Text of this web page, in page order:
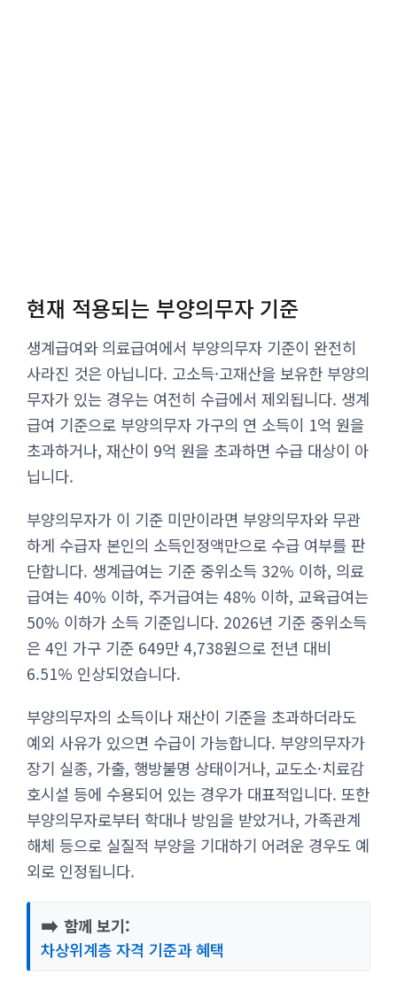
현재 적용되는 부양의무자 기준
생계급여와 의료급여에서 부양의무자 기준이 완전히
사라진 것은 아닙니다. 고소득·고재산을 보유한 부양의
무자가 있는 경우는 여전히 수급에서 제외됩니다. 생계
급여 기준으로 부양의무자 가구의 연 소득이 1억 원을
초과하거나, 재산이 9억 원을 초과하면 수급 대상이 아
닙니다.
부양의무자가 이 기준 미만이라면 부양의무자와 무관
하게 수급자 본인의 소득인정액만으로 수급 여부를 판
단합니다. 생계급여는 기준 중위소득 32% 이하, 의료
급여는 40% 이하, 주거급여는 48% 이하, 교육급여는
50% 이하가 소득 기준입니다. 2026년 기준 중위소득
은 4인 가구 기준 649만 4,738원으로 전년 대비
6.51% 인상되었습니다.
부양의무자의 소득이나 재산이 기준을 초과하더라도
예외 사유가 있으면 수급이 가능합니다. 부양의무자가
장기 실종, 가출, 행방불명 상태이거나, 교도소·치료감
호시설 등에 수용되어 있는 경우가 대표적입니다. 또한
부양의무자로부터 학대나 방임을 받았거나, 가족관계
해체 등으로 실질적 부양을 기대하기 어려운 경우도 예
외로 인정됩니다.
➡️ 함께 보기:
차상위계층 자격 기준과 혜택